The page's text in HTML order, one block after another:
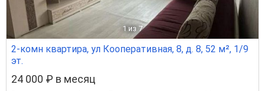
1 из 7
2-комн квартира, ул Кооперативная, 8, д. 8, 52 м², 1/9
эт.
24 000 ₽ в месяц